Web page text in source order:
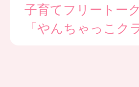
子育てフリートー
「やんちゃっこク